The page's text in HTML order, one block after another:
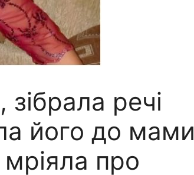
речі
його до мами
про